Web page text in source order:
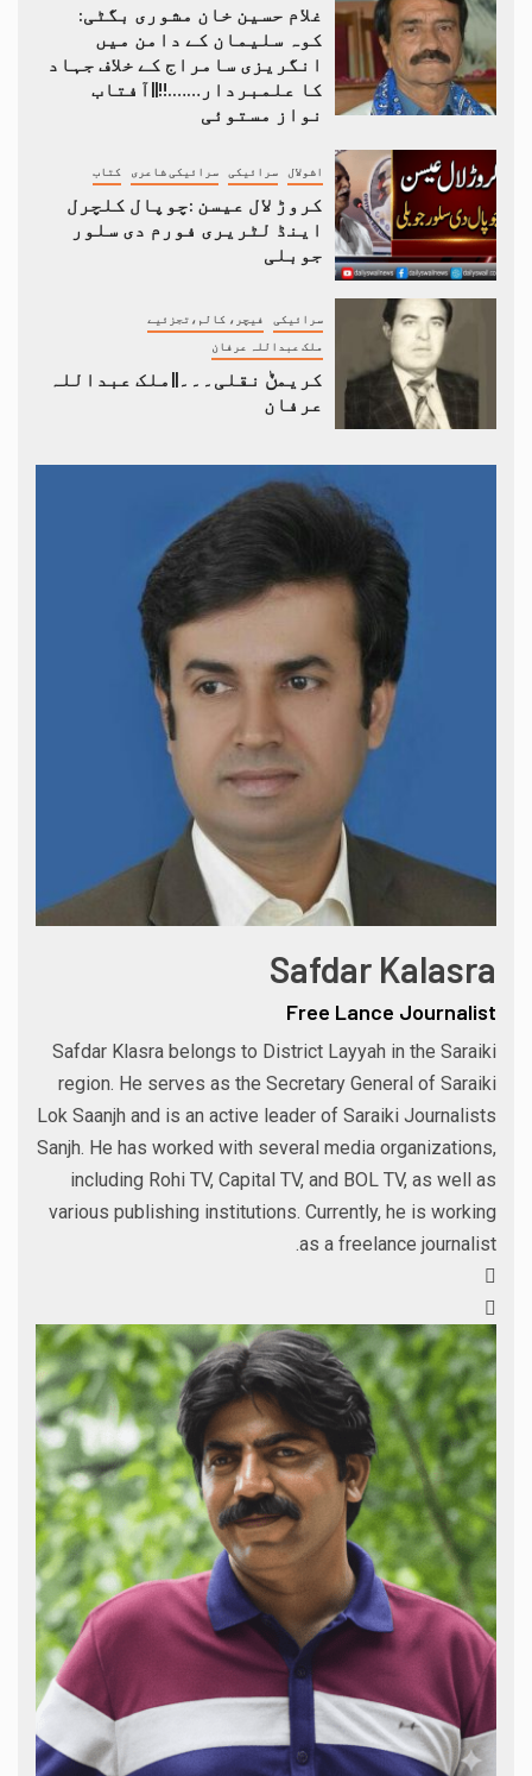
غلام حسین خان مشوری بگٹی:
کوہ سلیمان کے دامن میں
انگریزی سامراج کے خلاف جہاد
کا علمبردار…….!!||آفتاب
نواز مستوئی
اشولال سرائیکی سرائیکی شاعری کتاب
کروڑ لال عیسن :چوپال کلچرل
اینڈ لٹریری فورم دی سلور
جوبلی
سرائیکی فیچر، کالم،تجزئیے
ملک عبداللہ عرفان
کریمݨ نقلی۔۔۔||ملک عبداللہ
عرفان
Safdar Kalasra
Free Lance Journalist
Safdar Klasra belongs to District Layyah in the Saraiki
region. He serves as the Secretary General of Saraiki
Lok Saanjh and is an active leader of Saraiki Journalists
Sanjh. He has worked with several media organizations,
including Rohi TV, Capital TV, and BOL TV, as well as
various publishing institutions. Currently, he is working
as a freelance journalist.